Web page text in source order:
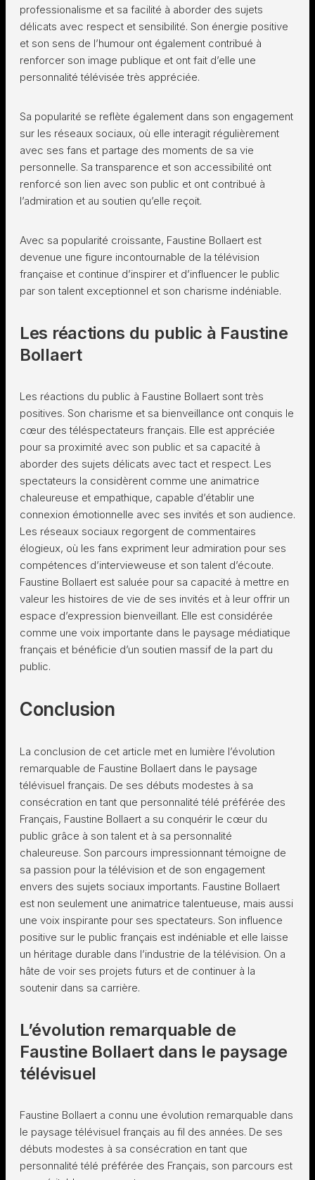
professionalisme et sa facilité à aborder des sujets
délicats avec respect et sensibilité. Son énergie positive
et son sens de l’humour ont également contribué à
renforcer son image publique et ont fait d’elle une
personnalité télévisée très appréciée.
Sa popularité se reflète également dans son engagement
sur les réseaux sociaux, où elle interagit régulièrement
avec ses fans et partage des moments de sa vie
personnelle. Sa transparence et son accessibilité ont
renforcé son lien avec son public et ont contribué à
l’admiration et au soutien qu’elle reçoit.
Avec sa popularité croissante, Faustine Bollaert est
devenue une figure incontournable de la télévision
française et continue d’inspirer et d’influencer le public
par son talent exceptionnel et son charisme indéniable.
Les réactions du public à Faustine
Bollaert
Les réactions du public à Faustine Bollaert sont très
positives. Son charisme et sa bienveillance ont conquis le
cœur des téléspectateurs français. Elle est appréciée
pour sa proximité avec son public et sa capacité à
aborder des sujets délicats avec tact et respect. Les
spectateurs la considèrent comme une animatrice
chaleureuse et empathique, capable d’établir une
connexion émotionnelle avec ses invités et son audience.
Les réseaux sociaux regorgent de commentaires
élogieux, où les fans expriment leur admiration pour ses
compétences d’intervieweuse et son talent d’écoute.
Faustine Bollaert est saluée pour sa capacité à mettre en
valeur les histoires de vie de ses invités et à leur offrir un
espace d’expression bienveillant. Elle est considérée
comme une voix importante dans le paysage médiatique
français et bénéficie d’un soutien massif de la part du
public.
Conclusion
La conclusion de cet article met en lumière l’évolution
remarquable de Faustine Bollaert dans le paysage
télévisuel français. De ses débuts modestes à sa
consécration en tant que personnalité télé préférée des
Français, Faustine Bollaert a su conquérir le cœur du
public grâce à son talent et à sa personnalité
chaleureuse. Son parcours impressionnant témoigne de
sa passion pour la télévision et de son engagement
envers des sujets sociaux importants. Faustine Bollaert
est non seulement une animatrice talentueuse, mais aussi
une voix inspirante pour ses spectateurs. Son influence
positive sur le public français est indéniable et elle laisse
un héritage durable dans l’industrie de la télévision. On a
hâte de voir ses projets futurs et de continuer à la
soutenir dans sa carrière.
L’évolution remarquable de
Faustine Bollaert dans le paysage
télévisuel
Faustine Bollaert a connu une évolution remarquable dans
le paysage télévisuel français au fil des années. De ses
débuts modestes à sa consécration en tant que
personnalité télé préférée des Français, son parcours est